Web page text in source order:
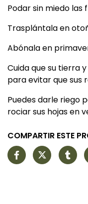
Podar sin miedo las
Trasplántala en
Abónala en
Cuida que su tierra
para evitar que sus
Puedes darle riego
rociar sus hojas en
COMPARTIR ESTE